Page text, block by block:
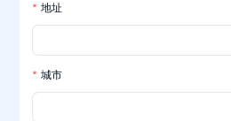
地址
城市